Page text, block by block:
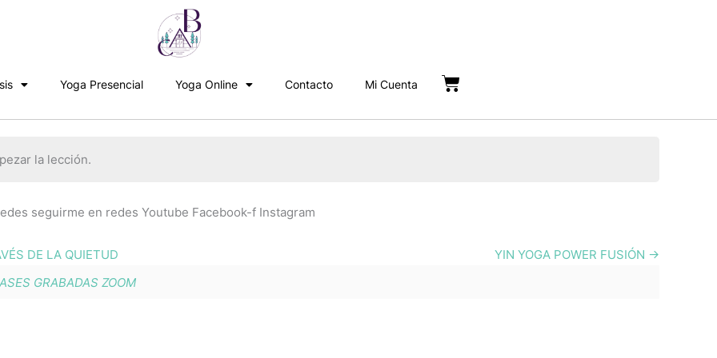
Yoga Presencial Yoga Online Contacto Mi Cuenta Cart
la lección.
seguirme en redes Youtube Facebook-f Instagram
DE LA QUIETUD
YIN YOGA POWER FUSIÓN
GRABADAS ZOOM